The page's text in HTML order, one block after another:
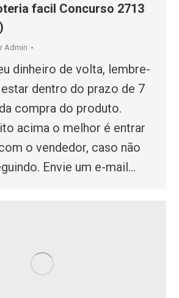
facil Concurso 2713
Admin
dinheiro de volta, lembre-
dentro do prazo de 7
compra do produto.
acima o melhor é entrar
o vendedor, caso não
Envie um e-mail…